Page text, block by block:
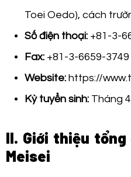
Toei Oedo), cách
Số điện thoại: +81-3-
Fax: +81-3-6659-3749
Website: https://
Kỳ tuyển sinh: Tháng
II. Giới thiệu
Meisei